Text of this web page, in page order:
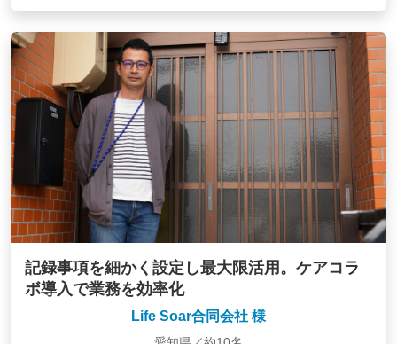
記録事項を細かく設定し最大限活用。ケアコラ
ボ導入で業務を効率化
Life Soar合同会社 様